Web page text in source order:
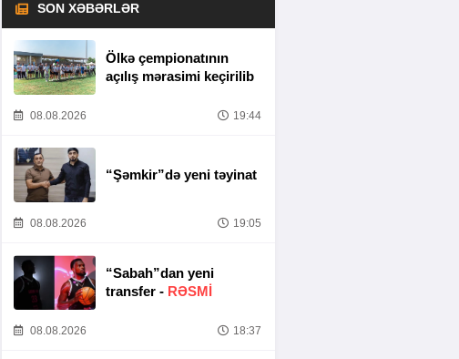
SON XƏBƏRLƏR
Ölkə çempionatının
açılış mərasimi keçirilib
08.08.2026 19:44
“Şəmkir”də yeni təyinat
08.08.2026 19:05
“Sabah”dan yeni
transfer - RƏSMİ
08.08.2026 18:37